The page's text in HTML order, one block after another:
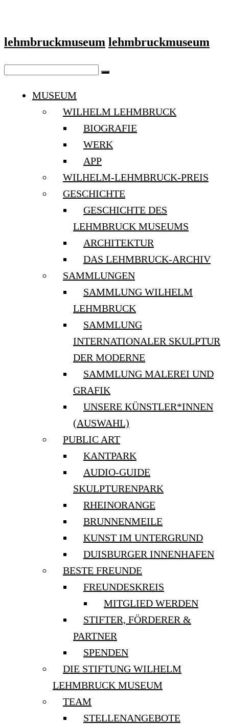
lehmbruckmuseum lehmbruckmuseum
MUSEUM
WILHELM LEHMBRUCK
BIOGRAFIE
WERK
APP
WILHELM-LEHMBRUCK-PREIS
GESCHICHTE
GESCHICHTE DES
LEHMBRUCK MUSEUMS
ARCHITEKTUR
DAS LEHMBRUCK-ARCHIV
SAMMLUNGEN
SAMMLUNG WILHELM
LEHMBRUCK
SAMMLUNG
INTERNATIONALER SKULPTUR
DER MODERNE
SAMMLUNG MALEREI UND
GRAFIK
UNSERE KÜNSTLER*INNEN
(AUSWAHL)
PUBLIC ART
KANTPARK
AUDIO-GUIDE
SKULPTURENPARK
RHEINORANGE
BRUNNENMEILE
KUNST IM UNTERGRUND
DUISBURGER INNENHAFEN
BESTE FREUNDE
FREUNDESKREIS
MITGLIED WERDEN
STIFTER, FÖRDERER &
PARTNER
SPENDEN
DIE STIFTUNG WILHELM
LEHMBRUCK MUSEUM
TEAM
STELLENANGEBOTE